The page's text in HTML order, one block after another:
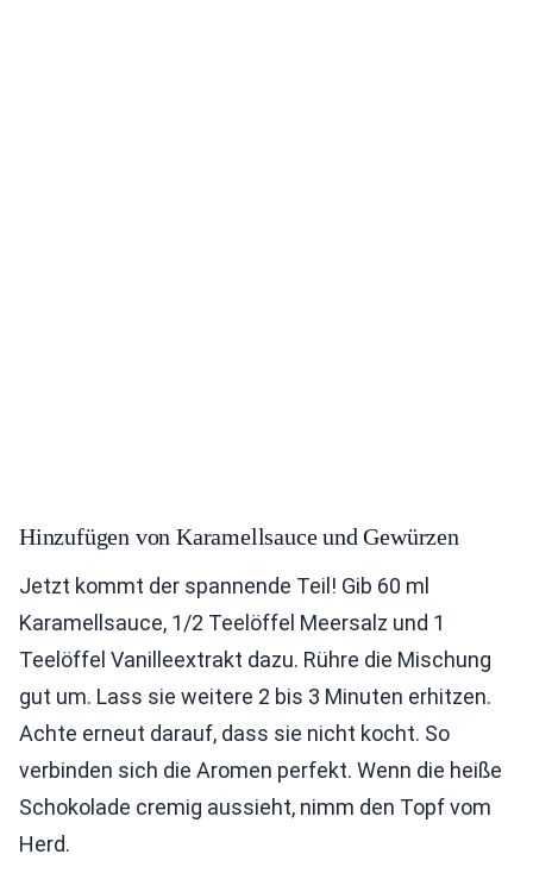
Hinzufügen von Karamellsauce und Gewürzen
Jetzt kommt der spannende Teil! Gib 60 ml
Karamellsauce, 1/2 Teelöffel Meersalz und 1
Teelöffel Vanilleextrakt dazu. Rühre die Mischung
gut um. Lass sie weitere 2 bis 3 Minuten erhitzen.
Achte erneut darauf, dass sie nicht kocht. So
verbinden sich die Aromen perfekt. Wenn die heiße
Schokolade cremig aussieht, nimm den Topf vom
Herd.